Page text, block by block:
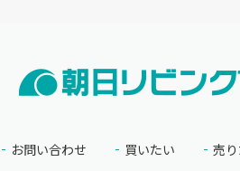
お問い合わせ 買いたい 売